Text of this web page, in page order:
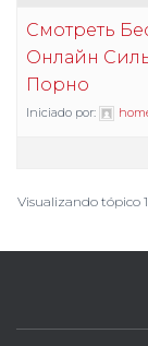
Смотреть
Онлайн
Порно
Iniciado por:
Visualizando tópico